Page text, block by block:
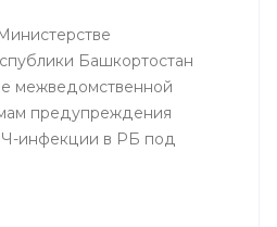
Башкортостан
межведомственной
предупреждения
инфекции в РБ под
Башкортостан